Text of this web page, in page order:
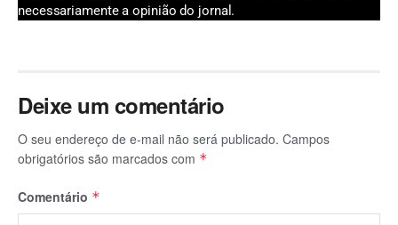
necessariamente a opinião do jornal.
Deixe um comentário
O seu endereço de e-mail não será publicado. Campos
obrigatórios são marcados com *
Comentário *